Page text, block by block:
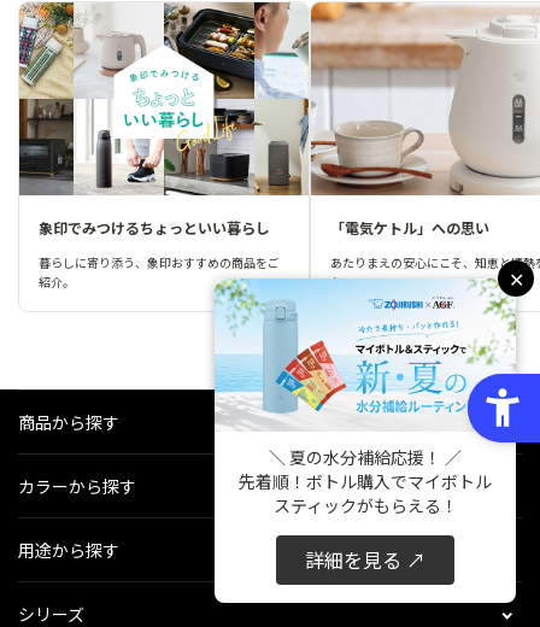
象印でみつけるちょっといい暮らし
暮らしに寄り添う、象印おすすめの商品をご
紹介。
「電気ケトル」への思い
あたりまえの安心にこそ、知恵と情熱
たい。
商品から探す
カラーから探す
用途から探す
シリーズ
✕
＼ 夏の水分補給応援！ ／
先着順！ボトル購入でマイボトル
スティックがもらえる！
詳細を見る ↗